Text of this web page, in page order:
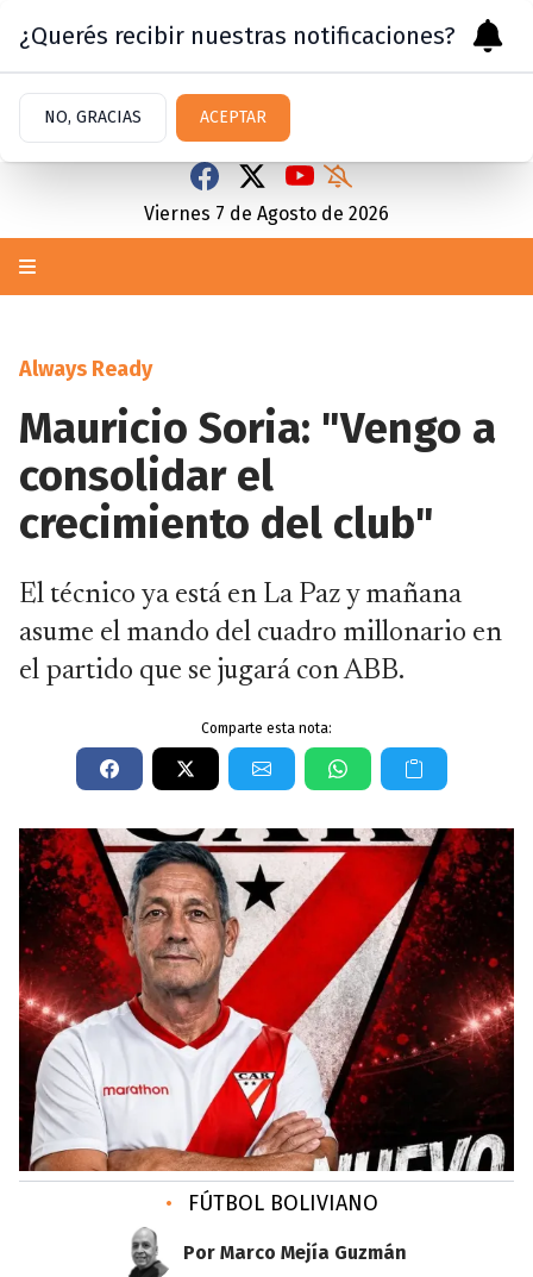
Viernes 7 de Agosto de 2026
Always Ready
Mauricio Soria: "Vengo a
consolidar el
crecimiento del club"
El técnico ya está en La Paz y mañana
asume el mando del cuadro millonario en
el partido que se jugará con ABB.
Comparte esta nota:
• FÚTBOL BOLIVIANO
Por Marco Mejía Guzmán
¿Querés recibir nuestras notificaciones?
NO, GRACIAS ACEPTAR